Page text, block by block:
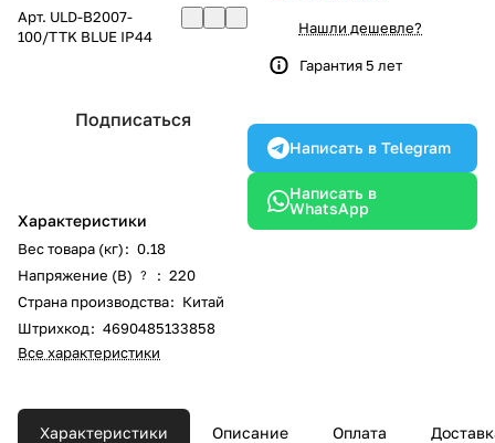
Арт. ULD-B2007-
100/TTK BLUE IP44
Подписаться
Характеристики
Вес товара (кг): 0.18
Напряжение (В)
? : 220
Страна производства: Китай
Штрихкод: 4690485133858
Все характеристики
Нашли дешевле?
Гарантия 5 лет
Написать в Telegram
Написать в
WhatsApp
Характеристики Описание Оплата